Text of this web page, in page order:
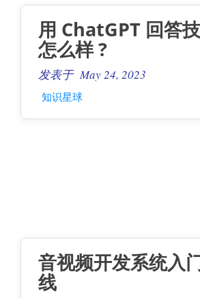
用 ChatGPT 回答
怎么样 ?
发表于 May 24, 2023
知识星球
音视频开发系统入
线